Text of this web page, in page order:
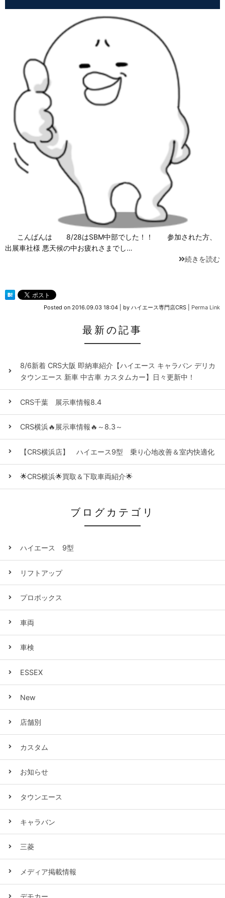
こんばんは 8/28はSBM中部でした！！ 参加された方、
出展車社様 悪天候の中お疲れさまでし…
続きを読む
Posted on 2016.09.03 18:04 by ハイエース専門店CRS Perma Link
最新の記事
8/6新着 CRS大阪 即納車紹介【ハイエース キャラバン デリカ
タウンエース 新車 中古車 カスタムカー】日々更新中！
CRS千葉 展示車情報8.4
CRS横浜🔥展示車情報🔥～8.3～
【CRS横浜店】 ハイエース9型 乗り心地改善＆室内快適化
🌟CRS横浜🌟買取＆下取車両紹介🌟
ブログカテゴリ
ハイエース 9型
リフトアップ
プロボックス
車両
車検
ESSEX
New
店舗別
カスタム
お知らせ
タウンエース
キャラバン
三菱
メディア掲載情報